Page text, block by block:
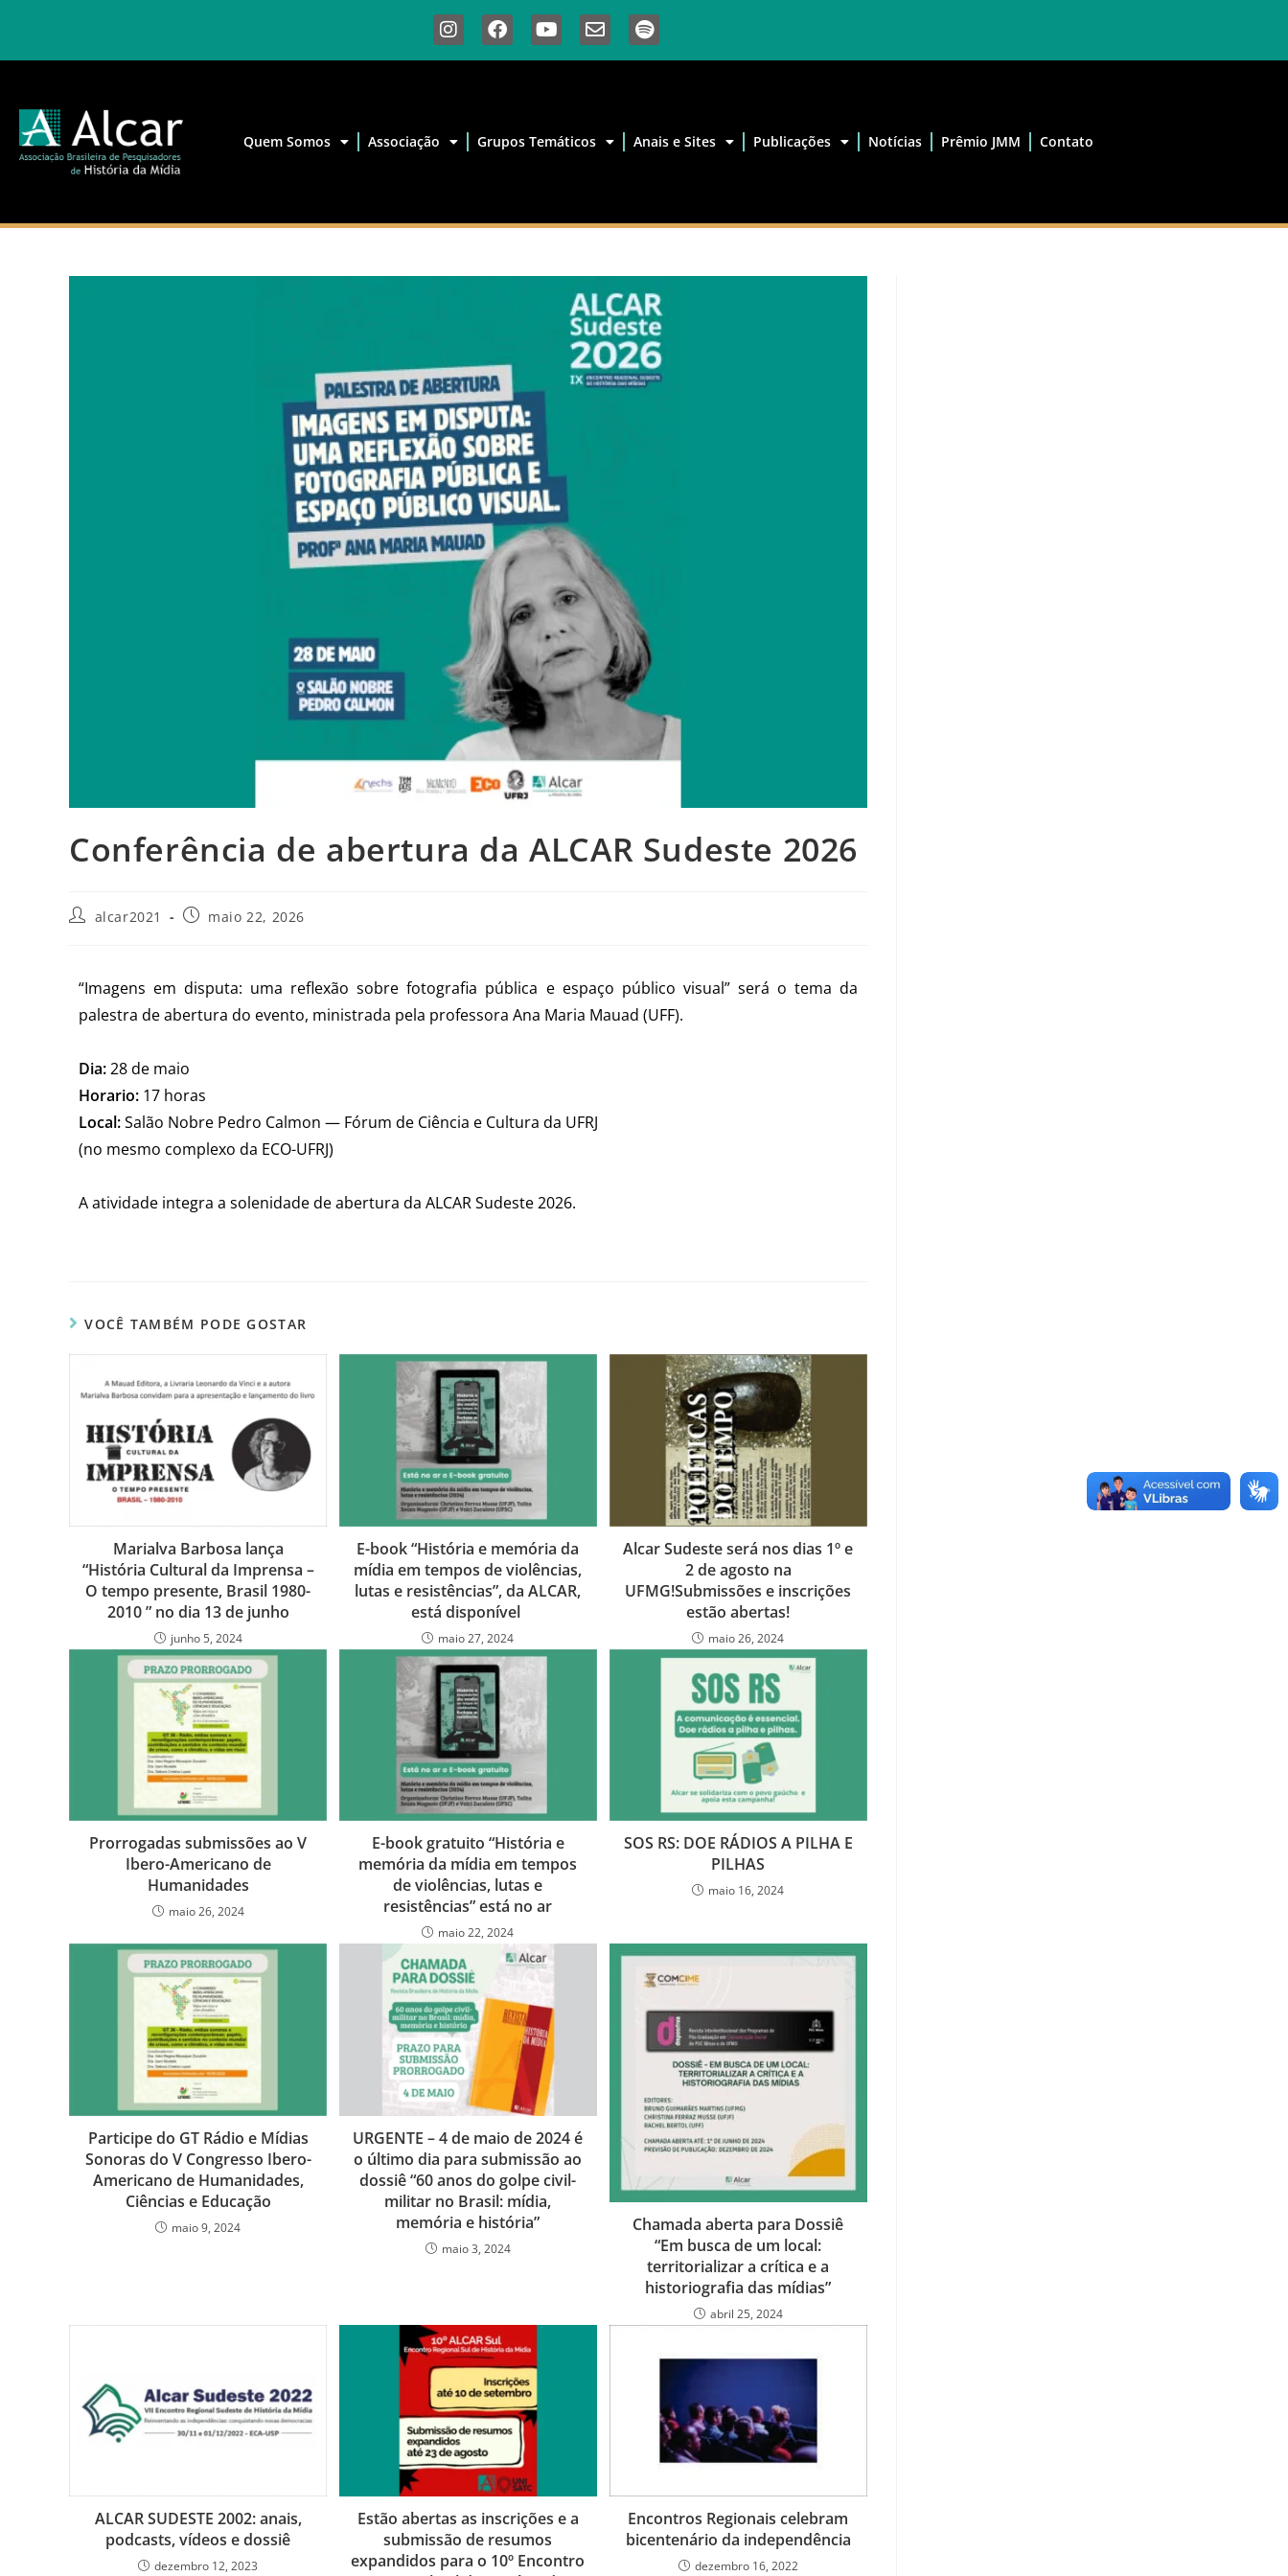
Quem Somos Associação Grupos Temáticos Anais e Sites Publicações Notícias Prêmio JMM Contato
Conferência de abertura da ALCAR Sudeste 2026
alcar2021 maio 22, 2026
“Imagens em disputa: uma reflexão sobre fotografia pública e espaço público visual” será o tema da
palestra de abertura do evento, ministrada pela professora Ana Maria Mauad (UFF).
Dia:28 de maio
Horario: 17 horas
Local:Salão Nobre Pedro Calmon — Fórum de Ciência e Cultura da UFRJ
(no mesmo complexo da ECO-UFRJ)
A atividade integra a solenidade de abertura da ALCAR Sudeste 2026.
VOCÊ TAMBÉM PODE GOSTAR
Marialva Barbosa lança
“História Cultural da Imprensa –
O tempo presente, Brasil 1980-
2010 ” no dia 13 de junho
junho 5, 2024
E-book “História e memória da
mídia em tempos de violências,
lutas e resistências”, da ALCAR,
está disponível
maio 27, 2024
Alcar Sudeste será nos dias 1º e
2 de agosto na
UFMG!Submissões e inscrições
estão abertas!
maio 26, 2024
Prorrogadas submissões ao V
Ibero-Americano de
Humanidades
maio 26, 2024
E-book gratuito “História e
memória da mídia em tempos
de violências, lutas e
resistências” está no ar
maio 22, 2024
SOS RS: DOE RÁDIOS A PILHA E
PILHAS
maio 16, 2024
Participe do GT Rádio e Mídias
Sonoras do V Congresso Ibero-
Americano de Humanidades,
Ciências e Educação
maio 9, 2024
URGENTE – 4 de maio de 2024 é
o último dia para submissão ao
dossiê “60 anos do golpe civil-
militar no Brasil: mídia,
memória e história”
maio 3, 2024
Chamada aberta para Dossiê
“Em busca de um local:
territorializar a crítica e a
historiografia das mídias”
abril 25, 2024
ALCAR SUDESTE 2002: anais,
podcasts, vídeos e dossiê
dezembro 12, 2023
Estão abertas as inscrições e a
submissão de resumos
expandidos para o 10º Encontro
Encontros Regionais celebram
bicentenário da independência
dezembro 16, 2022